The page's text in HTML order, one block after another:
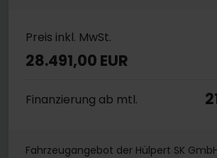
Preis inkl. MwSt.
28.491,00 EUR
Finanzierung ab mtl.
Fahrzeugangebot der Hülpert SK